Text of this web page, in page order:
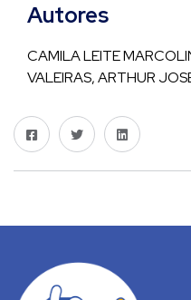
Autores
CAMILA LEITE
VALEIRAS, ARTHUR